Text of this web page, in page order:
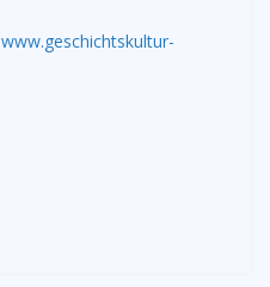
www.geschichtskultur-